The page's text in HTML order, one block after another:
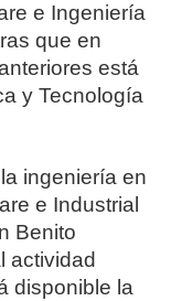
e Ingeniería
que en
está
y Tecnología
ingeniería en
e Industrial
Benito
actividad
disponible la